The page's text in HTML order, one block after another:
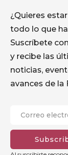
¿Quieres
todo lo que
Suscríbete
y recibe las
noticias,
avances de la